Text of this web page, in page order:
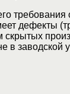
требования
дефекты
в заводской